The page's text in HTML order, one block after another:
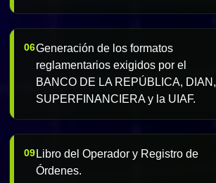
06Generación de los formatos
reglamentarios exigidos por el
BANCO DE LA REPÚBLICA, DIAN,
SUPERFINANCIERA y la UIAF.
09 Libro del Operador y Registro de
Órdenes.